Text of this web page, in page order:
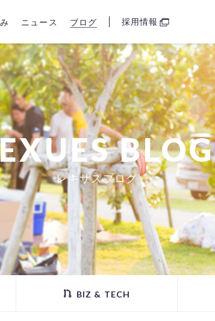
ニュース ブログ 採用情報
BLOG
レキサスブログ
BIZ & TECH